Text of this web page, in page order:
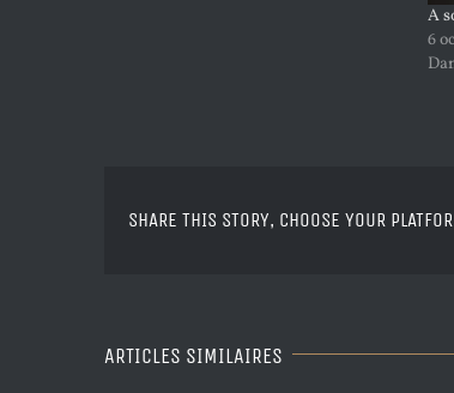
A
6
SHARE THIS STORY, CHOOSE YOUR
ARTICLES SIMILAIRES